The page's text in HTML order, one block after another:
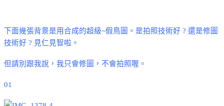
下面幾張背景是用合成的超級~假鳥圖。是拍照技術好 ? 還是修圖
技術好 ? 見仁見智啦。
但請別跟我說，我只會修圖，不會拍照喔。
01